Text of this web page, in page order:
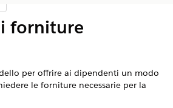
forniture
per offrire ai dipendenti un modo
le forniture necessarie per la